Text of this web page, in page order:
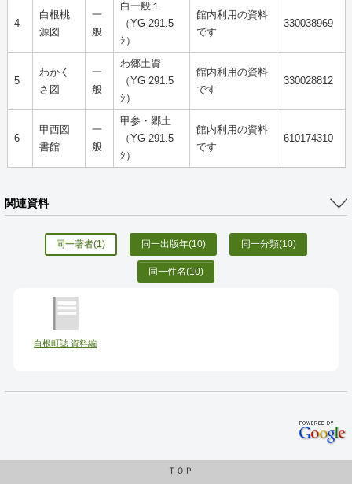
4
白根桃
源図
一
般
白一般１
（YG 291.5
ｼ）
館内利用の資料
です
330038969
5
わかく
さ図
一
般
わ郷土資
（YG 291.5
ｼ）
館内利用の資料
です
330028812
6
甲西図
書館
一
般
甲参・郷土
（YG 291.5
ｼ）
館内利用の資料
です
610174310
関連資料
同一著者(1) 同一出版年(10) 同一分類(10)
同一件名(10)
白根町誌 資料編
ＴＯＰ